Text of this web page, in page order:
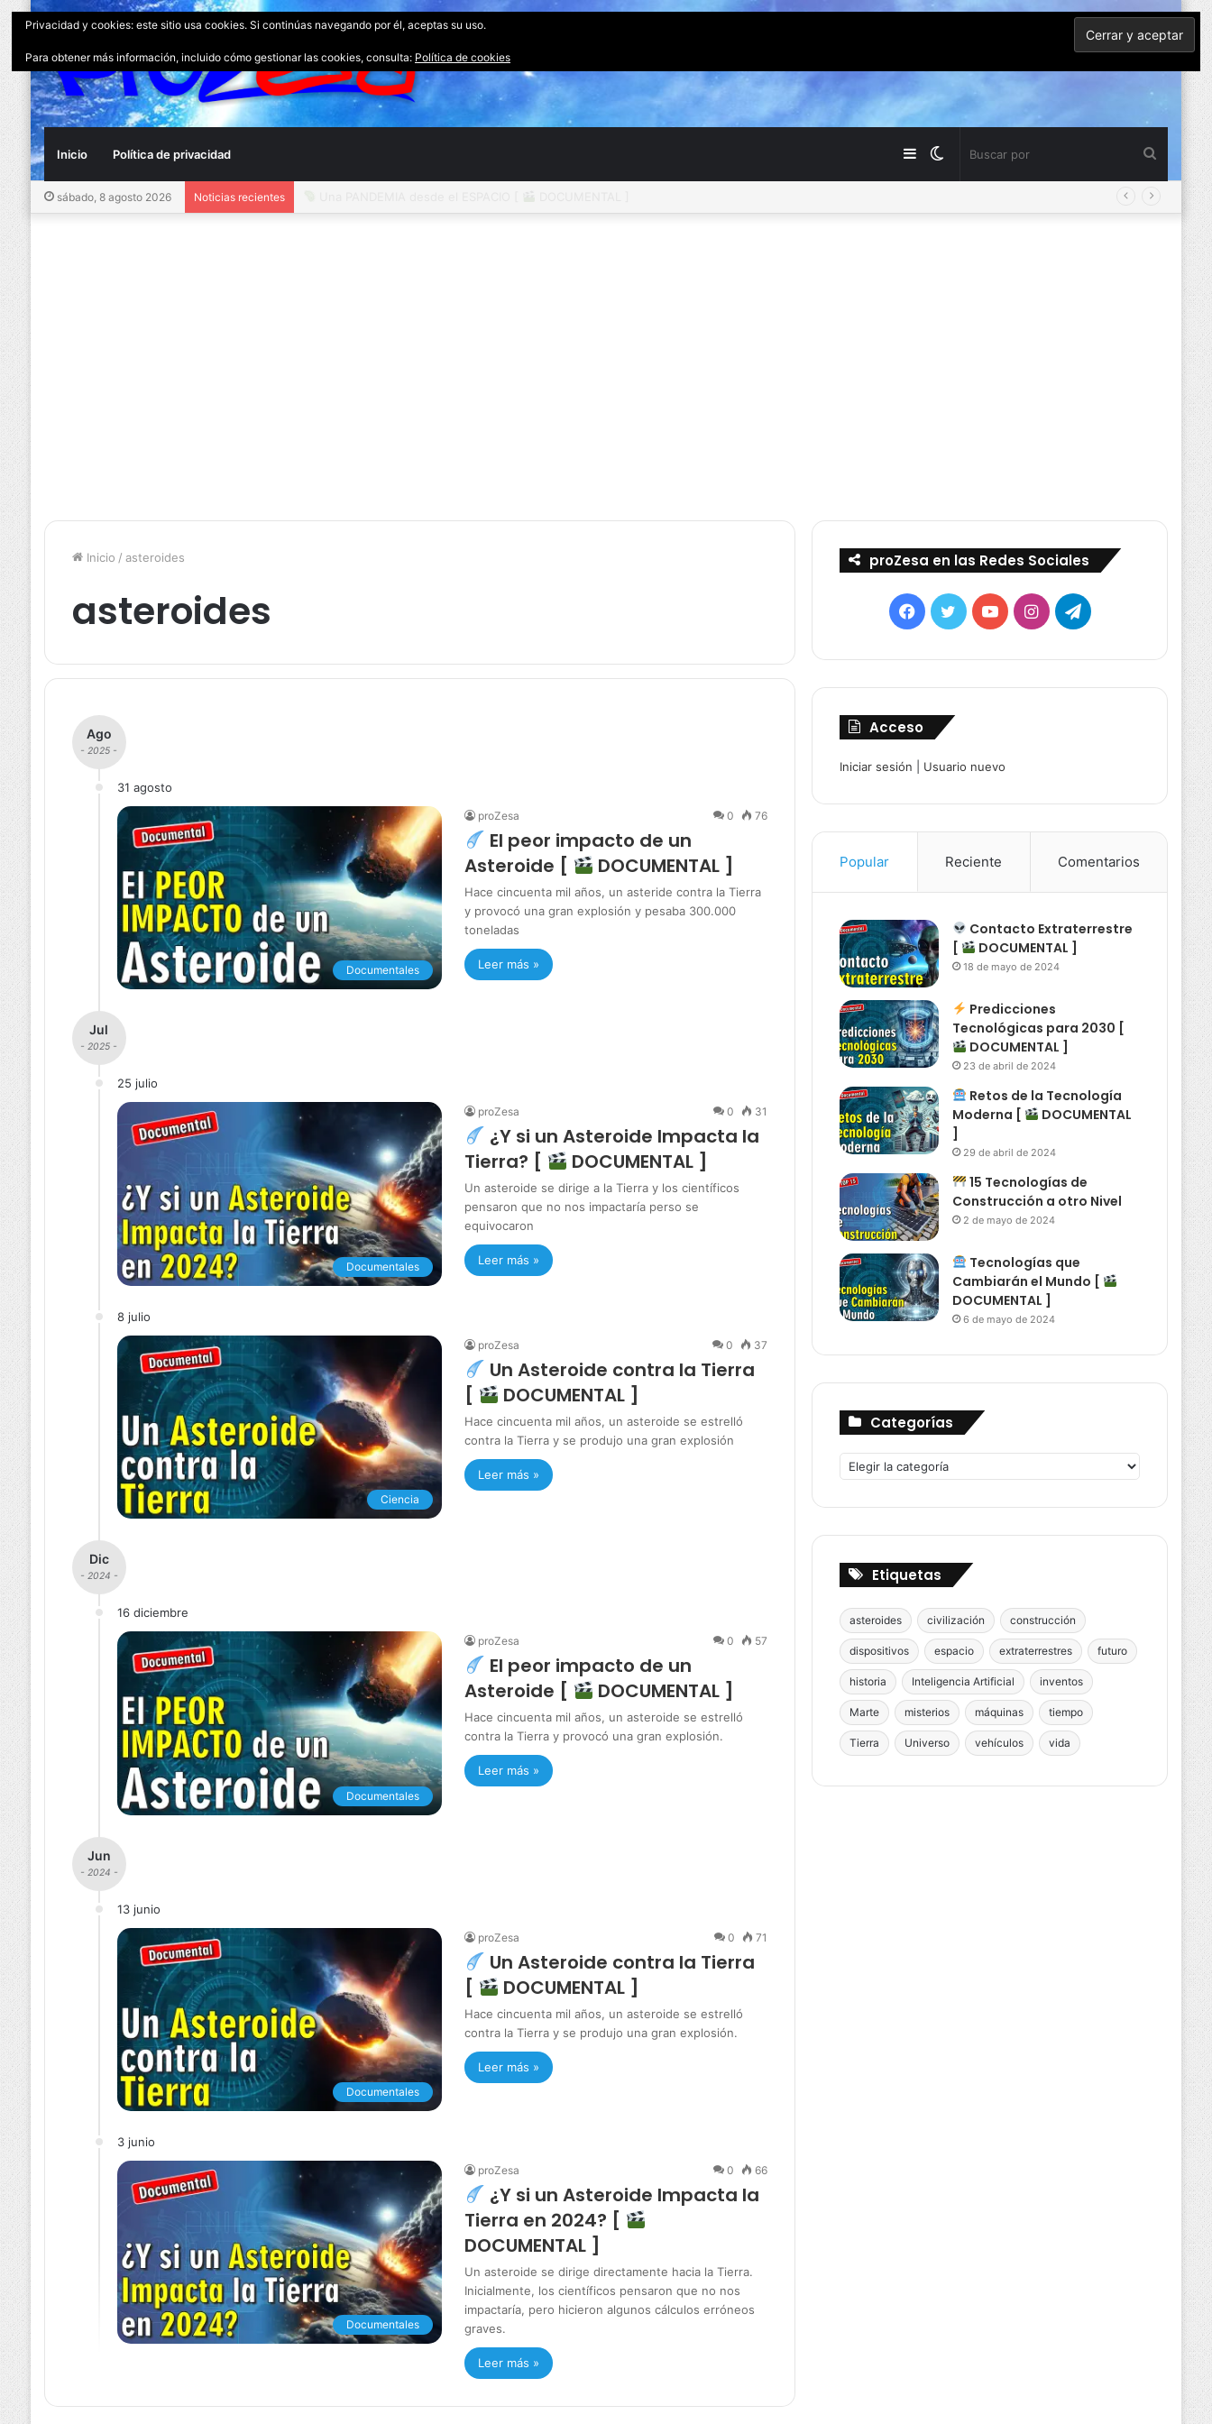
Inicio Política de privacidad Switch
Barra
sábado, 8 agosto 2026 Noticias recientes
Inicio / asteroides
asteroides
Ago
- 2025 -
31 agosto
Documentales
proZesa 0 76
El peor impacto de un
Asteroide [
DOCUMENTAL ]
Hace cincuenta mil años, un asteride contra la Tierra
y provocó una gran explosión y pesaba 300.000
toneladas
Leer más »
Jul
- 2025 -
25 julio
Documentales
proZesa 0 31
¿Y si un Asteroide Impacta la
Tierra? [
DOCUMENTAL ]
Un asteroide se dirige a la Tierra y los científicos
pensaron que no nos impactaría perso se
equivocaron
Leer más »
8 julio
Ciencia
proZesa 0 37
Un Asteroide contra la Tierra
[
DOCUMENTAL ]
Hace cincuenta mil años, un asteroide se estrelló
contra la Tierra y se produjo una gran explosión
Leer más »
Dic
- 2024 -
16 diciembre
Documentales
proZesa 0 57
El peor impacto de un
Asteroide [
DOCUMENTAL ]
Hace cincuenta mil años, un asteroide se estrelló
contra la Tierra y provocó una gran explosión.
Leer más »
Jun
- 2024 -
13 junio
Documentales
proZesa 0 71
Un Asteroide contra la Tierra
[
DOCUMENTAL ]
Hace cincuenta mil años, un asteroide se estrelló
contra la Tierra y se produjo una gran explosión.
Leer más »
3 junio
Documentales
proZesa 0 66
¿Y si un Asteroide Impacta la
Tierra en 2024? [
DOCUMENTAL ]
Un asteroide se dirige directamente hacia la Tierra.
Inicialmente, los científicos pensaron que no nos
impactaría, pero hicieron algunos cálculos erróneos
graves.
Leer más »
proZesa en las Redes Sociales
Facebook
TwitterYouTubeInstagramTelegram
Acceso
Iniciar sesión Usuario nuevo
Popular Reciente Comentarios
Contacto Extraterrestre
[
DOCUMENTAL ]
18 de mayo de 2024
Predicciones
Tecnológicas para 2030 [
DOCUMENTAL ]
23 de abril de 2024
Retos de la Tecnología
Moderna [
DOCUMENTAL
]
29 de abril de 2024
15 Tecnologías de
Construcción a otro Nivel
2 de mayo de 2024
Tecnologías que
Cambiarán el Mundo [
DOCUMENTAL ]
6 de mayo de 2024
Categorías
Categorías
Etiquetas
asteroides civilización construcción
dispositivos espacio extraterrestres futuro
historia Inteligencia Artificial inventos
Marte misterios máquinas tiempo
Tierra Universo vehículos vida
Privacidad y cookies: este sitio usa cookies. Si continúas navegando por él, aceptas su uso.
Para obtener más información, incluido cómo gestionar las cookies, consulta: Política de cookies